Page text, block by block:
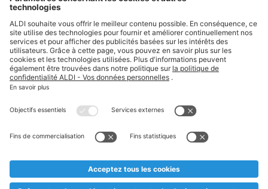
Suivez ALDI Belgique
Textes marqués d'un astérisque et mentions légales
* Nous vendons ces articles temporairement et jusqu'à
au cas où, malgré le planning bien étudié, nous serions
prématurément en rupture de stock. Prix Recupel et TVA incl.
** Sur ce site, l’utilisation de la forme masculine a été adoptée